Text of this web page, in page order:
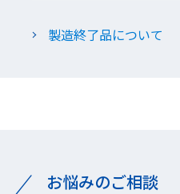
製造終了品について
お悩みのご相談